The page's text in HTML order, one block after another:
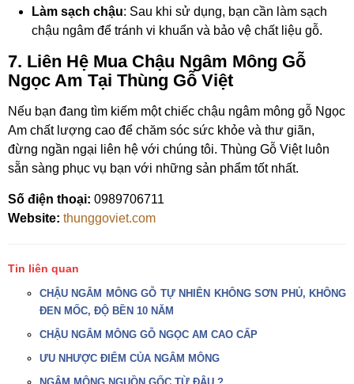
Làm sạch chậu: Sau khi sử dụng, bạn cần làm sạch
chậu ngâm để tránh vi khuẩn và bảo vệ chất liệu gỗ.
7. Liên Hệ Mua Chậu Ngâm Mông Gỗ
Ngọc Am Tại Thùng Gỗ Việt
Nếu bạn đang tìm kiếm một chiếc chậu ngâm mông gỗ Ngọc
Am chất lượng cao để chăm sóc sức khỏe và thư giãn,
đừng ngần ngại liên hệ với chúng tôi. Thùng Gỗ Việt luôn
sẵn sàng phục vụ bạn với những sản phẩm tốt nhất.
Số điện thoại: 0989706711
Website: thunggoviet.com
Tin liên quan
CHẬU NGÂM MÔNG GỖ TỰ NHIÊN KHÔNG SƠN PHỦ, KHÔNG
ĐEN MỐC, ĐỘ BỀN 10 NĂM
CHẬU NGÂM MÔNG GỖ NGỌC AM CAO CẤP
ƯU NHƯỢC ĐIỂM CỦA NGÂM MÔNG